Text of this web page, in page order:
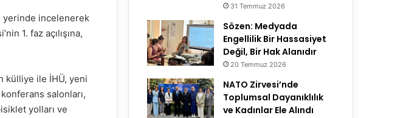
yerinde incelenerek
1. faz açılışına,
külliye ile İHÜ, yeni
salonları,
yolları ve
31 Temmuz 2026
Sözen: Medyada
Engellilik Bir Hassasiyet
Değil, Bir Hak Alanıdır
20 Temmuz 2026
NATO Zirvesi’nde
Toplumsal Dayanıklılık
ve Kadınlar Ele Alındı